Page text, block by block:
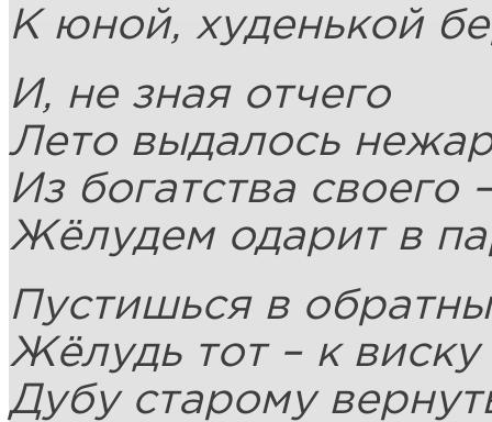
К юной, худенькой
И, не зная отчего
Лето выдалось
Из богатства своего
Жёлудем одарит в
Пустишься в
Жёлудь тот – к
Дубу старому